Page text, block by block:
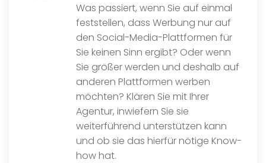
Was passiert, wenn Sie auf einmal
feststellen, dass Werbung nur auf
den Social-Media-Plattformen für
Sie keinen Sinn ergibt? Oder wenn
Sie größer werden und deshalb auf
anderen Plattformen werben
möchten? Klären Sie mit Ihrer
Agentur, inwiefern Sie sie
weiterführend unterstützen kann
und ob sie das hierfür nötige Know-
how hat.